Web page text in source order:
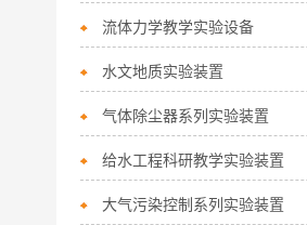
流体力学教学实验设备
水文地质实验装置
气体除尘器系列实验装置
给水工程科研教学实验装置
大气污染控制系列实验装置